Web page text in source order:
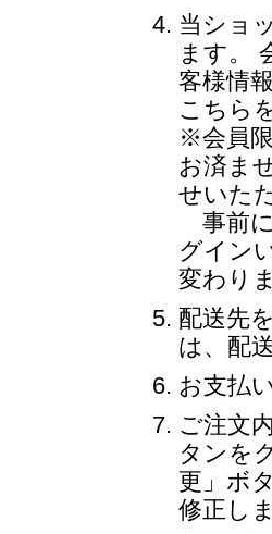
当ショ
ます。
客様情
こちら
※会員
お済ま
せいた
事前
グイン
変わり
配送先
は、配
お支払
ご注文
タンを
更」ボ
修正し